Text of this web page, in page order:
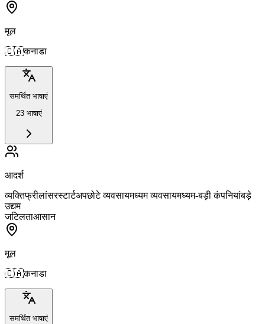
मूल
🇨🇦कनाडा
समर्थित भाषाएं
23 भाषाएं
आदर्श
व्यक्तिफ्रीलांसरस्टार्टअपछोटे व्यवसायमध्यम व्यवसायमध्यम-बड़ी कंपनियांबड़े
उद्यम
जटिलताआसान
मूल
🇨🇦कनाडा
समर्थित भाषाएं